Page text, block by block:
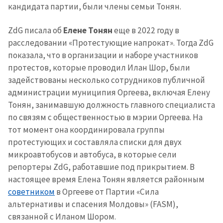
кандидата партии, были члены семьи Тонян.
ZdG писала об Елене Тонянеще в 2022 году в
расследовании «Протестующие напрокат». Тогда ZdG
показала, что в организации и наборе участников
протестов, которые проводил Илан Шор, были
задействованы несколько сотрудников публичной
администрации муниципия Оргеева, включая Елену
Тонян, занимавшую должность главного специалиста
по связям с общественностью в мэрии Оргеева. На
тот момент она координировала группы
протестующих и составляла списки для двух
микроавтобусов и автобуса, в которые сели
репортеры ZdG, работавшие под прикрытием. В
настоящее время Елена Тонян является районным
советником в Оргееве от Партии «Сила
альтернативы и спасения Молдовы» (FASM),
связанной с Иланом Шором.